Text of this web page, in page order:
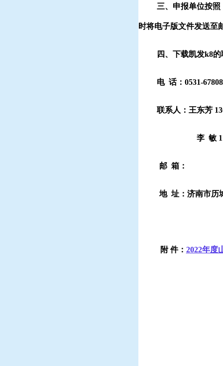
三、申报单位按
时将电子版文件发送至
四、下载凯发k8
电话：0531-
联系人： 王东芳
李敏
邮 箱：
地址：济南市历
附 件： 2022年度